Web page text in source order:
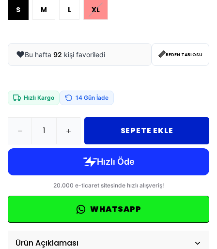
S M L XL
❤️Bu hafta 92 kişi favoriledi 📏BEDEN TABLOSU
Hızlı Kargo 14 Gün İade
SEPETE EKLE
WHATSAPP
Ürün Açıklaması